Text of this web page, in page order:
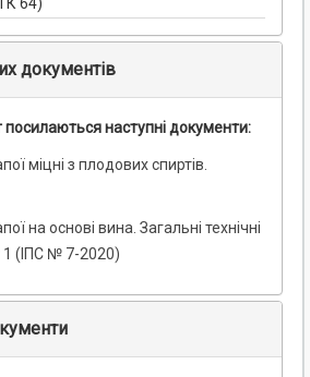
64)
документів
наступні документи:
міцні з плодових спиртів.
на основі вина. Загальні технічні
(ІПС № 7-2020)